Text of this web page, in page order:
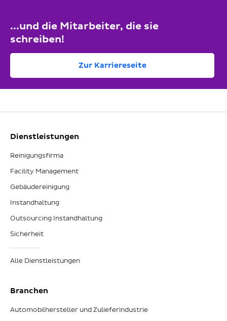
...und die Mitarbeiter, die sie
schreiben!
Zur Karriereseite
Dienstleistungen
Reinigungsfirma
Facility Management
Gebäudereinigung
Instandhaltung
Outsourcing Instandhaltung
Sicherheit
Alle Dienstleistungen
Branchen
Automobilhersteller und Zulieferindustrie